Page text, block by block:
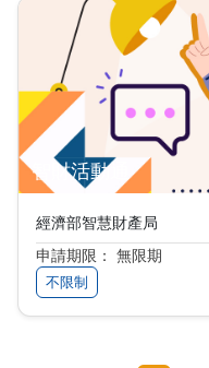
智財活動通
經濟部智慧財產局
申請期限： 無限期
不限制